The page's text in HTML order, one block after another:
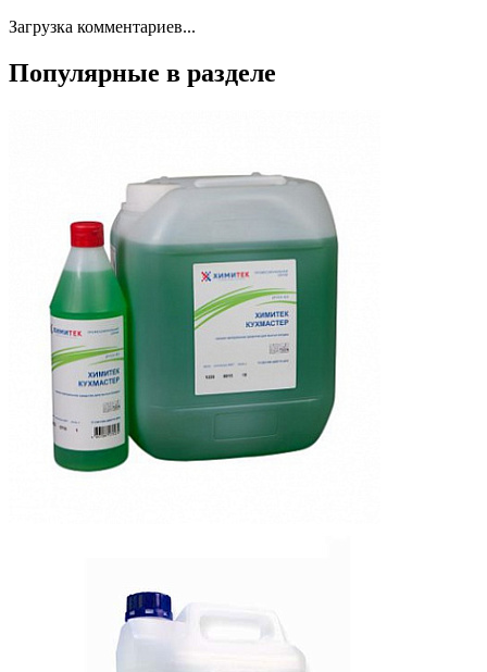
Загрузка комментариев...
Популярные в разделе